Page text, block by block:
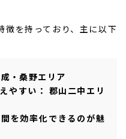
徴を持っており、主に以下
・桑野エリア
やすい： 郡山二中エリ
を効率化できるのが魅